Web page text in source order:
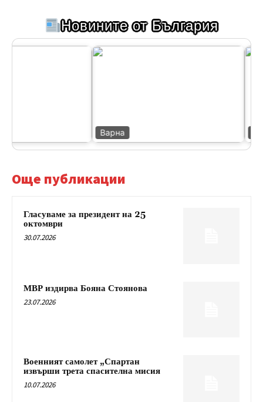
Новините от България
Варна
Още публикации
Гласуваме за президент на 25
октомври
30.07.2026
МВР издирва Бояна Стоянова
23.07.2026
Военният самолет „Спартан
извърши трета спасителна мисия
10.07.2026